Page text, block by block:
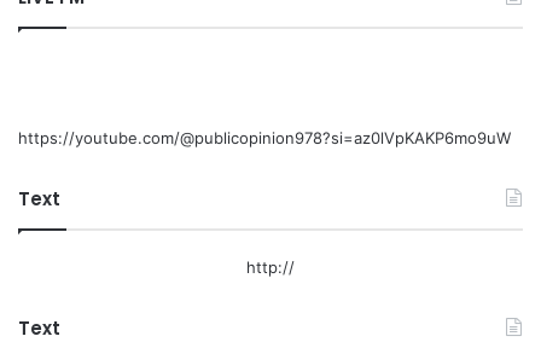
https://youtube.com/@publicopinion978?si=az0lVpKAKP6mo9uW
Text
http://
Text